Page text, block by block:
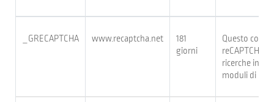
_GRECAPTCHA www.recaptcha.net
181
giorni
Questo
reCAPTCHA,
ricerche
moduli di